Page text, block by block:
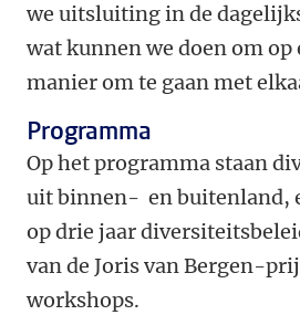
we uitsluiting in de
wat kunnen we doen om op
manier om te gaan met
Programma
Op het programma staan
uit binnen- en buitenland,
op drie jaar
van de Joris van Bergen-
workshops.